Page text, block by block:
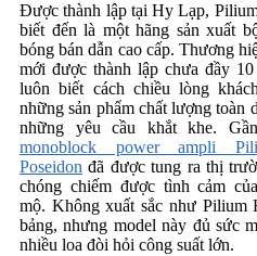
Được thành lập tại Hy Lạp,
biết đến là một hãng sản xuất
bóng bán dẫn cao cấp. Thương
mới được thành lập chưa đầy
luôn biết cách chiều lòng
những sản phẩm chất lượng toàn
những yêu cầu khắt khe.
monoblock power ampli
Poseidon đã được tung ra thị
chóng chiếm được tình cảm
mộ. Không xuất sắc như Pilium
bảng, nhưng model này đủ sức
nhiều loa đòi hỏi công suất lớn.